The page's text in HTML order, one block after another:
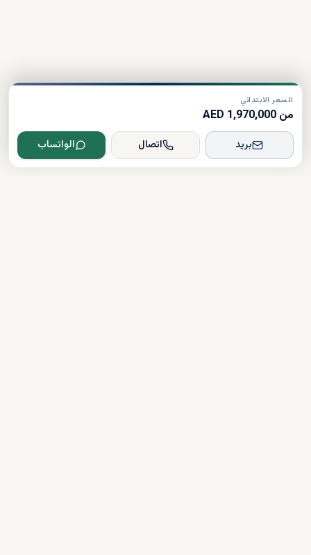
السعر الابتدائي
من 1,970,000 AED
بريد اتصال الواتساب